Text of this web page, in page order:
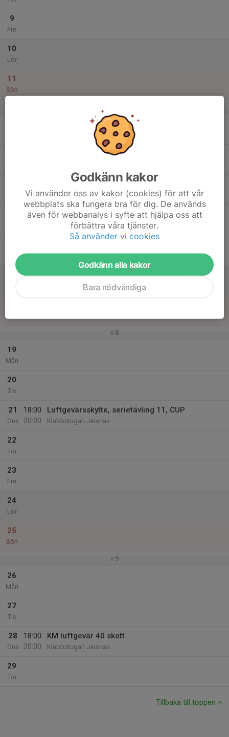
9
Fre
10
Lör
11
Sön
20:00
Luftgevärsskytte, serietävling 10
Klubbstugan Järsnäs
v.8
19
Mån
20
Tis
21
Ons
18:00
20:00
Luftgevärsskytte, serietävling 11, CUP
Klubbstugan Järsnäs
22
Tor
23
Fre
24
Lör
25
Sön
v.9
26
Mån
27
Tis
28
Ons
18:00
20:00
KM luftgevär 40 skott
Klubbstugan Järsnäs
29
Tor
Tillbaka till toppen
Godkänn kakor
Vi använder oss av kakor (cookies) för att vår
webbplats ska fungera bra för dig. De används
även för webbanalys i syfte att hjälpa oss att
förbättra våra tjänster.
Så använder vi cookies
Godkänn alla kakor
Bara nödvändiga